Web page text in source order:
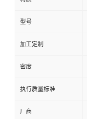
系
型号
加工定制
密度
执行质量标准
厂商